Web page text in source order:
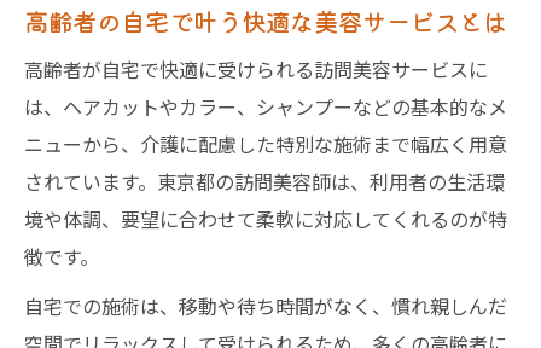
高齢者の自宅で叶う快適な美容サービスとは
高齢者が自宅で快適に受けられる訪問美容サービスに
は、ヘアカットやカラー、シャンプーなどの基本的なメ
ニューから、介護に配慮した特別な施術まで幅広く用意
されています。東京都の訪問美容師は、利用者の生活環
境や体調、要望に合わせて柔軟に対応してくれるのが特
徴です。
自宅での施術は、移動や待ち時間がなく、慣れ親しんだ